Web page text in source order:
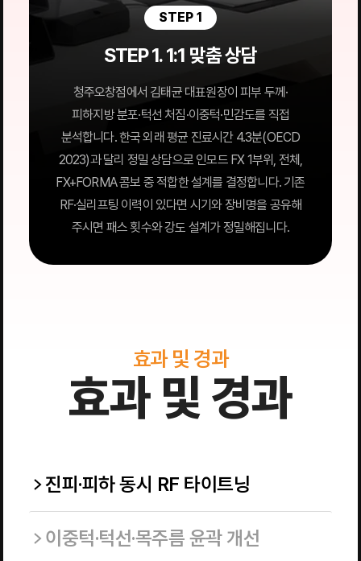
STEP 1
STEP 1. 1:1 맞춤 상담
청주오창점에서 김태균 대표원장이 피부 두께·
피하지방 분포·턱선 처짐·이중턱·민감도를 직접
분석합니다. 한국 외래 평균 진료시간 4.3분(OECD
2023)과 달리 정밀 상담으로 인모드 FX 1부위, 전체,
FX+FORMA 콤보 중 적합한 설계를 결정합니다. 기존
RF·실리프팅 이력이 있다면 시기와 장비명을 공유해
주시면 패스 횟수와 강도 설계가 정밀해집니다.
효과 및 경과
효과 및 경과
진피·피하 동시 RF 타이트닝
이중턱·턱선·목주름 윤곽 개선